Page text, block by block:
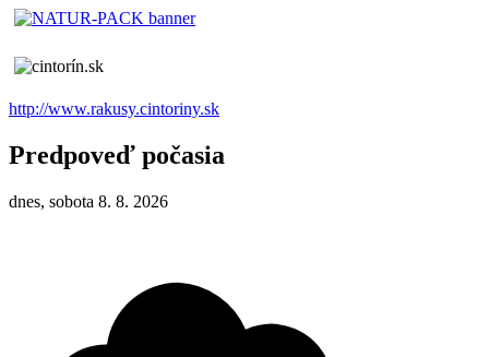
http://www.rakusy.cintoriny.sk
Predpoveď počasia
dnes, sobota 8. 8. 2026